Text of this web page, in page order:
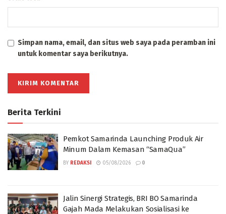
Simpan nama, email, dan situs web saya pada peramban ini
untuk komentar saya berikutnya.
Berita Terkini
Pemkot Samarinda Launching Produk Air
Minum Dalam Kemasan “SamaQua”
BY REDAKSI 05/08/2026 0
Jalin Sinergi Strategis, BRI BO Samarinda
Gajah Mada Melakukan Sosialisasi ke